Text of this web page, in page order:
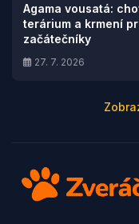
Agama vousatá:
terárium a krmení
začátečníky
27. 7. 2026